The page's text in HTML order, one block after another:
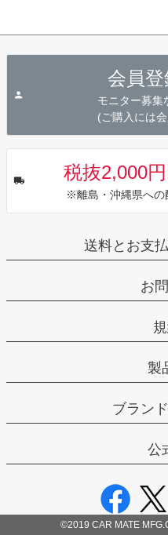
会員登
モニター募集
(ご購入には
税抜2,000
※離島・沖縄県への
送料とお支
お
製
ブラン
公
©2019 CAR MATE